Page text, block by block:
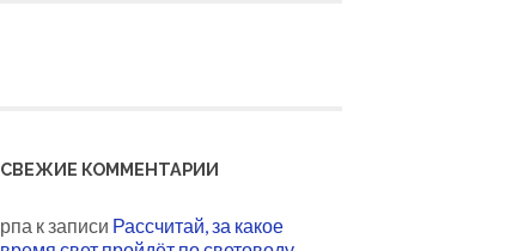
СВЕЖИЕ КОММЕНТАРИИ
рпа к записи Рассчитай, за какое